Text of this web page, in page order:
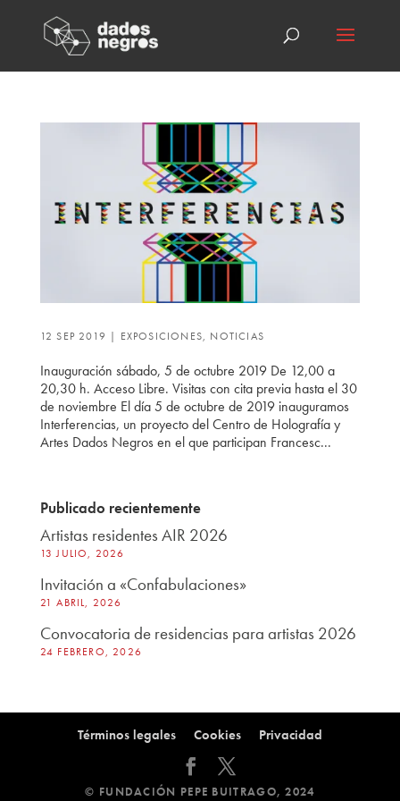
12 SEP 2019 | EXPOSICIONES, NOTICIAS
Inauguración sábado, 5 de octubre 2019 De 12,00 a
20,30 h. Acceso Libre. Visitas con cita previa hasta el 30
de noviembre El día 5 de octubre de 2019 inauguramos
Interferencias, un proyecto del Centro de Holografía y
Artes Dados Negros en el que participan Francesc...
Publicado recientemente
Artistas residentes AIR 2026
13 JULIO, 2026
Invitación a «Confabulaciones»
21 ABRIL, 2026
Convocatoria de residencias para artistas 2026
24 FEBRERO, 2026
Términos legales Cookies Privacidad
© FUNDACIÓN PEPE BUITRAGO, 2024